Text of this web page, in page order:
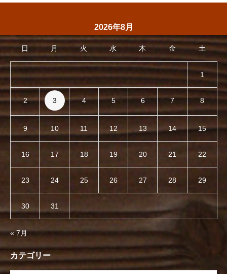
2026年8月
日 月 火 水 木 金 土
1
2 3 4 5 6 7 8
9 10 11 12 13 14 15
16 17 18 19 20 21 22
23 24 25 26 27 28 29
30 31
« 7月
カテゴリー